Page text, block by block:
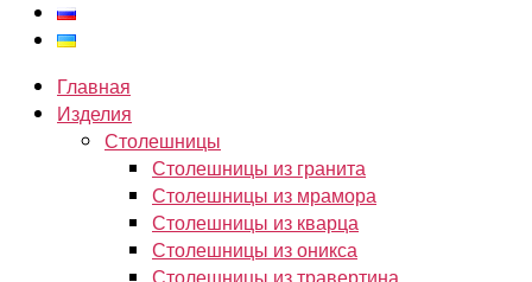
Главная
Изделия
Столешницы
Столешницы из гранита
Столешницы из мрамора
Столешницы из кварца
Столешницы из оникса